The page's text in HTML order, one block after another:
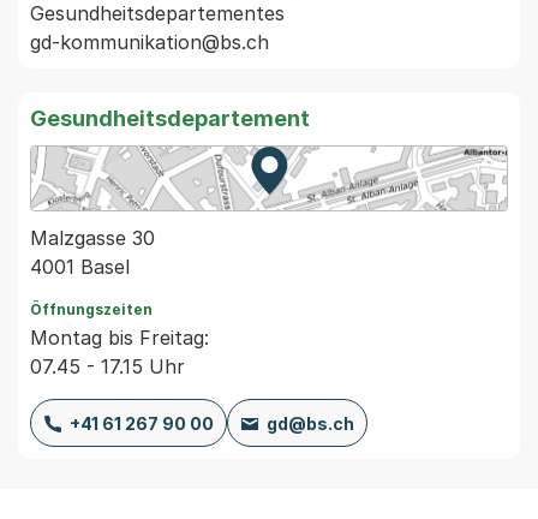
Gesundheitsdepartementes
Gesundheitsdepartement
Zur Karte von MapBS.
Externer Link, wird in einem
Malzgasse 30
4001 Basel
Öffnungszeiten
Montag bis Freitag:
07.45 - 17.15 Uhr
+41 61 267 90 00 gd@bs.ch